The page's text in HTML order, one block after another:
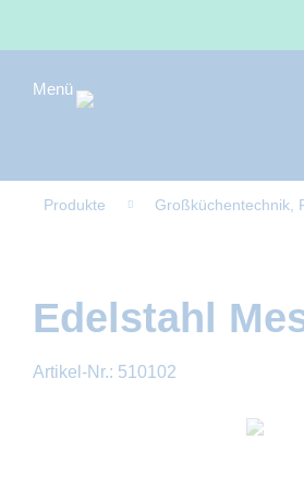
Produkte Großküchentechnik,
Edelstahl
Artikel-Nr.: 510102